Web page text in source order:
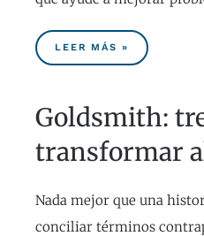
LEER MÁS »
Goldsmith:
transformar
Nada mejor que una
conciliar términos